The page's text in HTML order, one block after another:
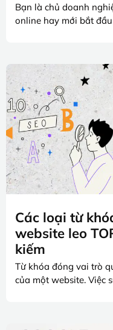
Bạn là chủ doanh
online hay mới bắt
Các loại từ
website leo
kiếm
Từ khóa đóng vai trò
của một website. Việc